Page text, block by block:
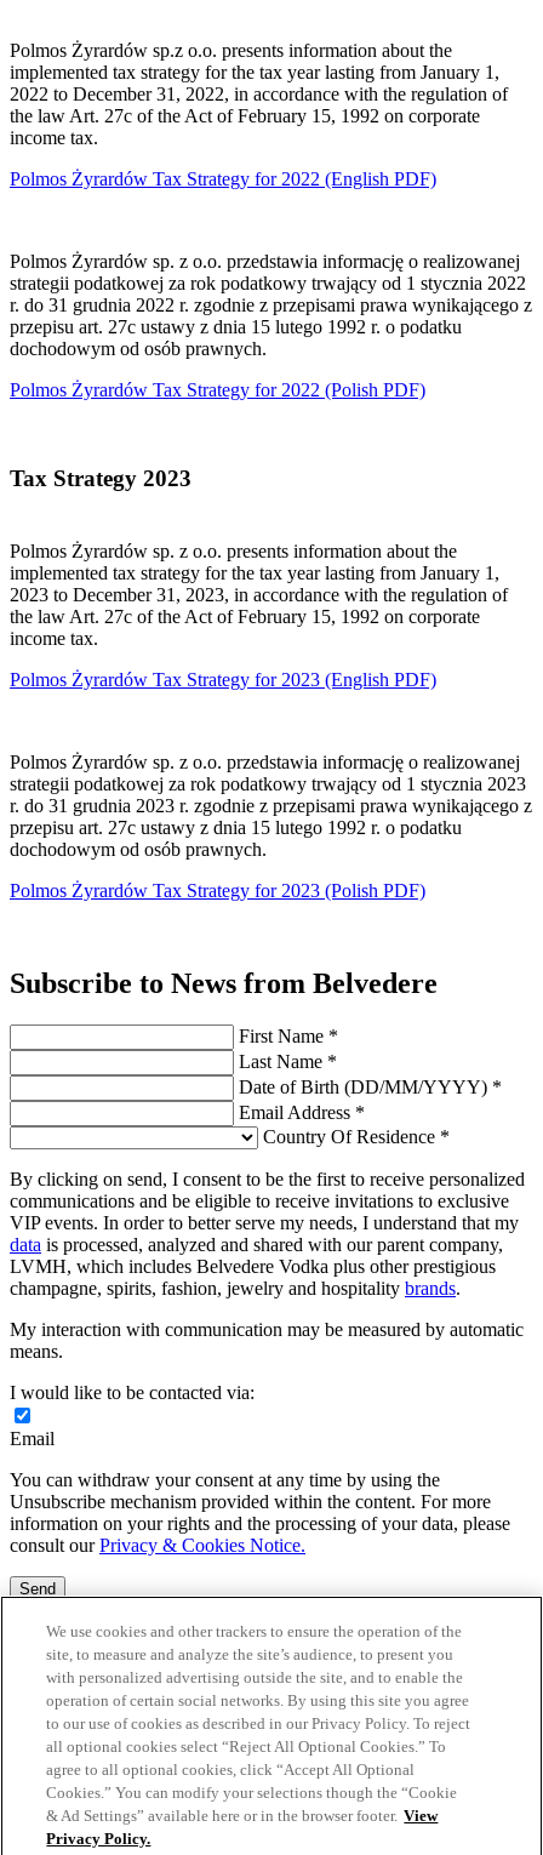
Polmos Żyrardów sp.z o.o. presents information about the
implemented tax strategy for the tax year lasting from January 1,
2022 to December 31, 2022, in accordance with the regulation of
the law Art. 27c of the Act of February 15, 1992 on corporate
income tax.
Polmos Żyrardów Tax Strategy for 2022 (English PDF)
Polmos Żyrardów sp. z o.o. przedstawia informację o realizowanej
strategii podatkowej za rok podatkowy trwający od 1 stycznia 2022
r. do 31 grudnia 2022 r. zgodnie z przepisami prawa wynikającego z
przepisu art. 27c ustawy z dnia 15 lutego 1992 r. o podatku
dochodowym od osób prawnych.
Polmos Żyrardów Tax Strategy for 2022 (Polish PDF)
Tax Strategy 2023
Polmos Żyrardów sp. z o.o. presents information about the
implemented tax strategy for the tax year lasting from January 1,
2023 to December 31, 2023, in accordance with the regulation of
the law Art. 27c of the Act of February 15, 1992 on corporate
income tax.
Polmos Żyrardów Tax Strategy for 2023 (English PDF)
Polmos Żyrardów sp. z o.o. przedstawia informację o realizowanej
strategii podatkowej za rok podatkowy trwający od 1 stycznia 2023
r. do 31 grudnia 2023 r. zgodnie z przepisami prawa wynikającego z
przepisu art. 27c ustawy z dnia 15 lutego 1992 r. o podatku
dochodowym od osób prawnych.
Polmos Żyrardów Tax Strategy for 2023 (Polish PDF)
Subscribe to News from Belvedere
First Name *
Last Name *
Date of Birth (DD/MM/YYYY) *
Email Address *
Country Of Residence *
By clicking on send, I consent to be the first to receive personalized
communications and be eligible to receive invitations to exclusive
VIP events. In order to better serve my needs, I understand that my
data is processed, analyzed and shared with our parent company,
LVMH, which includes Belvedere Vodka plus other prestigious
champagne, spirits, fashion, jewelry and hospitality brands.
My interaction with communication may be measured by automatic
means.
I would like to be contacted via:
Email
You can withdraw your consent at any time by using the
Unsubscribe mechanism provided within the content. For more
information on your rights and the processing of your data, please
consult ourPrivacy & Cookies Notice.
Send
Fields with an * are mandatory – not providing this information will
not permit the processing of your request.
<p>Your information has been sent. We will be in touch shortly.
Personal Data & Cookies Terms & conditions Contact
FAQ
We use cookies and other trackers to ensure the operation of the
site, to measure and analyze the site’s audience, to present you
with personalized advertising outside the site, and to enable the
operation of certain social networks. By using this site you agree
to our use of cookies as described in our Privacy Policy. To reject
all optional cookies select “Reject All Optional Cookies.” To
agree to all optional cookies, click “Accept All Optional
Cookies.” You can modify your selections though the “Cookie
& Ad Settings” available here or in the browser footer. View
Privacy Policy.